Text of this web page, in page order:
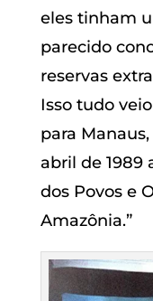
eles tinham
parecido
reservas
Isso tudo
para
abril de 1989
dos Povos e
Amazônia.”